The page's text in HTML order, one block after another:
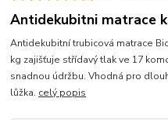
Antidekubitni matrace
Antidekubitní trubicová matrace
kg zajišťuje střídavý tlak ve 17
snadnou údržbu. Vhodná pro
lůžka. celý popis